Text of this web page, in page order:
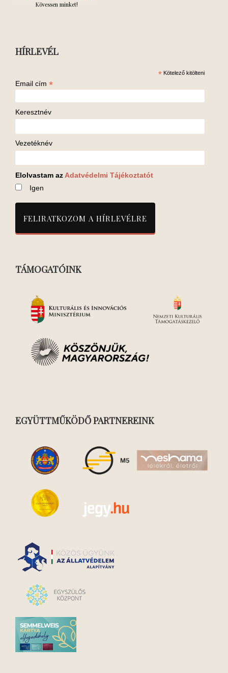
Kövessen minket!
HÍRLEVÉL
* Kötelező kitölteni
Email cím *
Keresztnév
Vezetéknév
Elolvastam az Adatvédelmi Tájékoztatót
Igen
TÁMOGATÓINK
EGYÜTTMŰKÖDŐ PARTNEREINK